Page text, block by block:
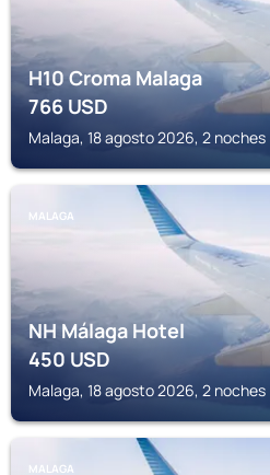
H10 Croma Malaga
766USD
Malaga, 18 agosto 2026, 2 noches
MALAGA
NH Málaga Hotel
450USD
Malaga, 18 agosto 2026, 2 noches
MALAGA